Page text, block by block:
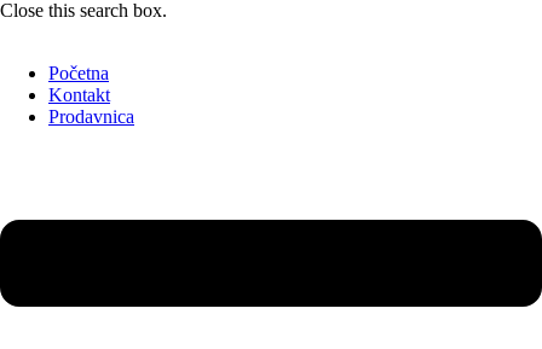
Close this search box.
Početna
Kontakt
Prodavnica